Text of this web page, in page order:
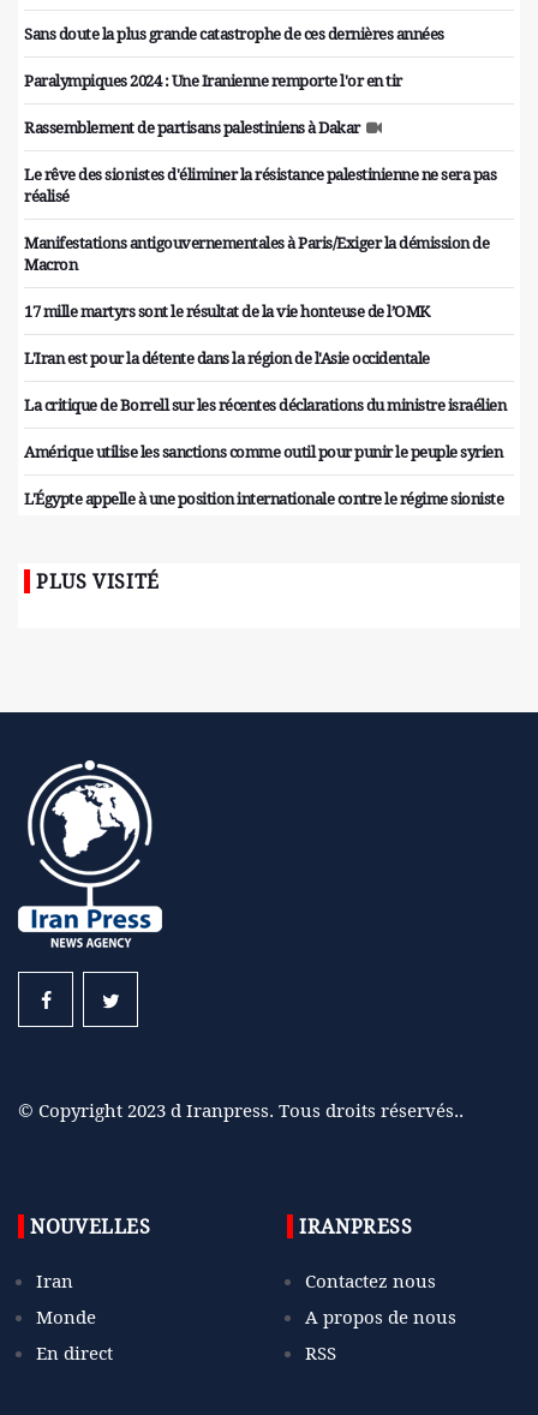
Sans doute la plus grande catastrophe de ces dernières années
Paralympiques 2024 : Une Iranienne remporte l'or en tir
Rassemblement de partisans palestiniens à Dakar
Le rêve des sionistes d'éliminer la résistance palestinienne ne sera pas
réalisé
Manifestations antigouvernementales à Paris/Exiger la démission de
Macron
17 mille martyrs sont le résultat de la vie honteuse de l’OMK
L'Iran est pour la détente dans la région de l'Asie occidentale
La critique de Borrell sur les récentes déclarations du ministre israélien
Amérique utilise les sanctions comme outil pour punir le peuple syrien
L'Égypte appelle à une position internationale contre le régime sioniste
PLUS VISITÉ
© Copyright 2023 d Iranpress. Tous droits réservés..
NOUVELLES
Iran
Monde
En direct
IRANPRESS
Contactez nous
A propos de nous
RSS